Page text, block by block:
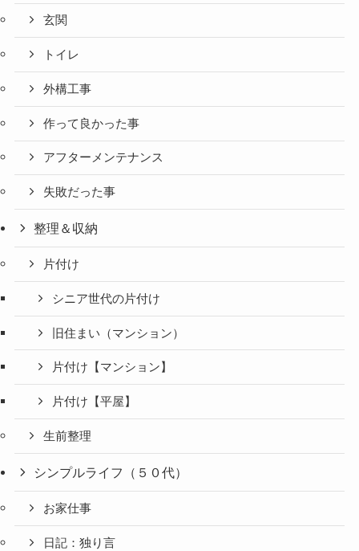
玄関
トイレ
外構工事
作って良かった事
アフターメンテナンス
失敗だった事
整理＆収納
片付け
シニア世代の片付け
旧住まい（マンション）
片付け【マンション】
片付け【平屋】
生前整理
シンプルライフ（５０代）
お家仕事
日記：独り言